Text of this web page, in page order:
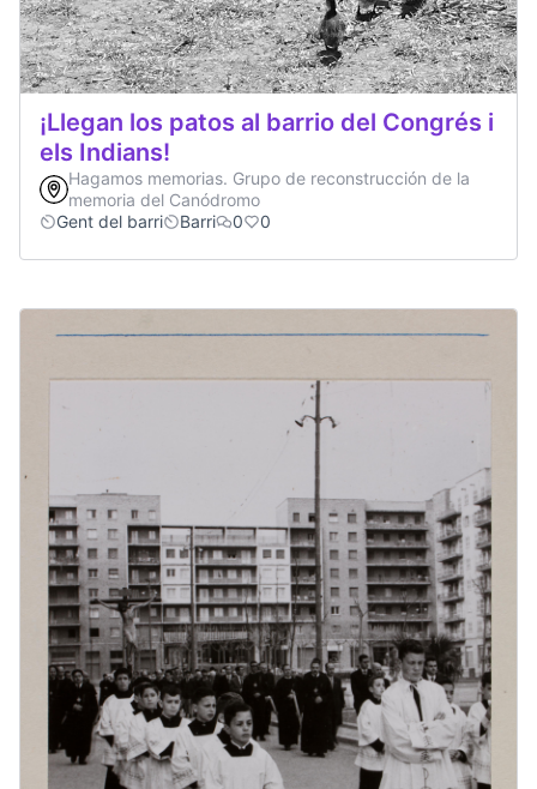
¡Llegan los patos al barrio del Congrés i
els Indians!
Hagamos memorias. Grupo de reconstrucción de la
memoria del Canódromo
Gent del barri
Barri 0 0